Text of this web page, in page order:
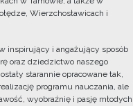
Wierzchosławicach i
inspirujący i angażujący sposób
oraz dziedzictwo naszego
starannie opracowane tak,
programu nauczania, ale
wyobraźnię i pasję młodych